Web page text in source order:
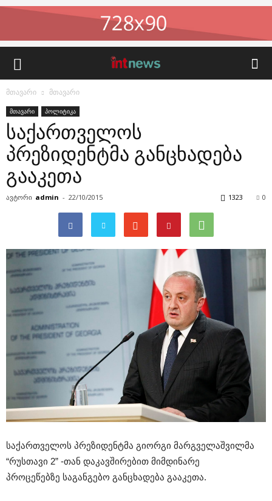
მთავარი მთავარი
მთავარი პოლიტიკა
საქართველოს
პრეზიდენტმა განცხადება
გააკეთა
ავტორი admin - 22/10/2015 0
1323
საქართველოს პრეზიდენტმა გიორგი მარგველაშვილმა
“რუსთავი 2” -თან დაკავშირებით მიმდინარე
პროცეწებზე საგანგებო განცხადება გააკეთა.